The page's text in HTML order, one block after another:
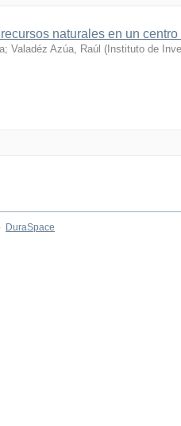
naturales en un
; Valadéz Azúa, Raúl ( Instituto de
DuraSpace